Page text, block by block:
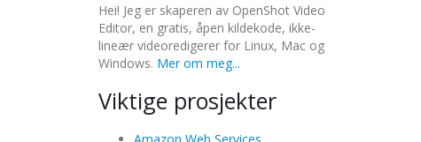
Hei! Jeg er skaperen av OpenShot Video
Editor, en gratis, åpen kildekode, ikke-
lineær videoredigerer for Linux, Mac og
Windows. Mer om meg...
Viktige prosjekter
Amazon Web Services